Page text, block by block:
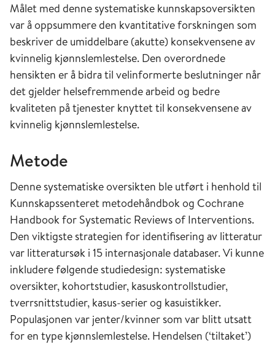
Målet med denne systematiske kunnskapsoversikten
var å oppsummere den kvantitative forskningen som
beskriver de umiddelbare (akutte) konsekvensene av
kvinnelig kjønnslemlestelse. Den overordnede
hensikten er å bidra til velinformerte beslutninger når
det gjelder helsefremmende arbeid og bedre
kvaliteten på tjenester knyttet til konsekvensene av
kvinnelig kjønnslemlestelse.
Metode
Denne systematiske oversikten ble utført i henhold til
Kunnskapssenteret metodehåndbok og Cochrane
Handbook for Systematic Reviews of Interventions.
Den viktigste strategien for identifisering av litteratur
var litteratursøk i 15 internasjonale databaser. Vi kunne
inkludere følgende studiedesign: systematiske
oversikter, kohortstudier, kasuskontrollstudier,
tverrsnittstudier, kasus-serier og kasuistikker.
Populasjonen var jenter/kvinner som var blitt utsatt
for en type kjønnslemlestelse. Hendelsen (‘tiltaket’)